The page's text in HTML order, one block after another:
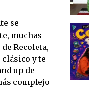
se
muchas
Recoleta,
y te
up de
complejo